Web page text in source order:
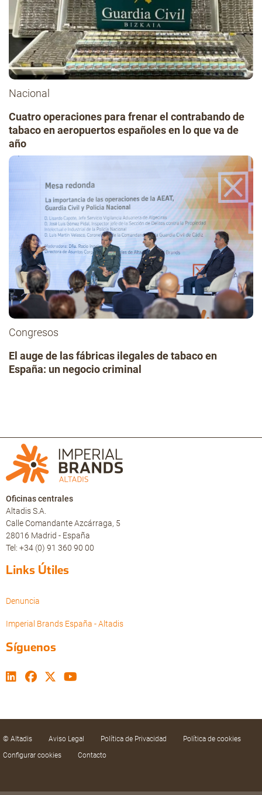
Nacional
Cuatro operaciones para frenar el contrabando de
tabaco en aeropuertos españoles en lo que va de
año
Congresos
El auge de las fábricas ilegales de tabaco en
España: un negocio criminal
Oficinas centrales
Altadis S.A.
Calle Comandante Azcárraga, 5
28016 Madrid - España
Tel: +34 (0) 91 360 90 00
Links Útiles
Denuncia
Imperial Brands España - Altadis
Síguenos
© Altadis Aviso Legal Política de Privacidad
Política de cookies
Configurar cookies
Contacto